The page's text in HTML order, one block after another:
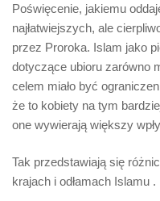
Poświęcenie, jakiemu
najłatwiejszych, ale
przez Proroka. Islam jako
dotyczące ubioru zarówno
celem miało być
że to kobiety na tym
one wywierają większy
Tak przedstawiają się
krajach i odłamach Islamu .